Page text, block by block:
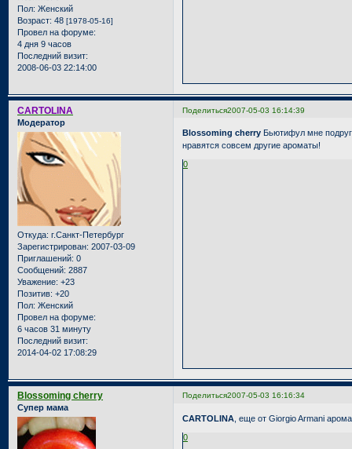
Пол: Женский
Возраст: 48 [1978-05-16]
Провел на форуме:
4 дня 9 часов
Последний визит:
2008-06-03 22:14:00
Поделиться2007-05-03 16:14:39
CARTOLINA
Модератор
Откуда: г.Санкт-Петербург
Зарегистрирован: 2007-03-09
Приглашений: 0
Сообщений: 2887
Уважение: +23
Позитив: +20
Пол: Женский
Провел на форуме:
6 часов 31 минуту
Последний визит:
2014-04-02 17:08:29
Blossoming cherry Бьютифул мне
нравятся совсем другие ароматы!
0
Поделиться2007-05-03 16:16:34
Blossoming cherry
Супер мама
CARTOLINA , еще от Giorgio Armani
0